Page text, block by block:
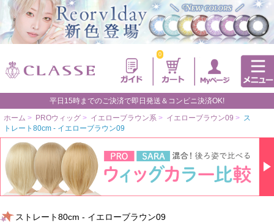
0
平日15時までのご決済で即日発送＆コンビニ決済OK!
ホーム > PROウィッグ > イエローブラウン系 > イエローブラウン09 > ス
トレート80cm - イエローブラウン09
ストレート80cm - イエローブラウン09